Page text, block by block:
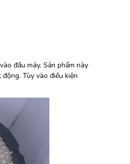
đầu máy. Sản phẩm này
Tùy vào điều kiện